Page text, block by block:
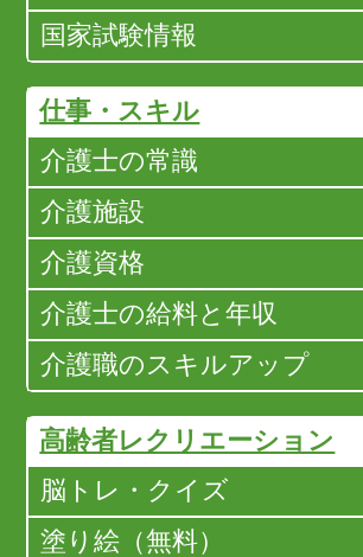
国家試験情報
仕事・スキル
介護士の常識
介護施設
介護資格
介護士の給料と年収
介護職のスキルアップ
高齢者レクリエーション
脳トレ・クイズ
塗り絵（無料）